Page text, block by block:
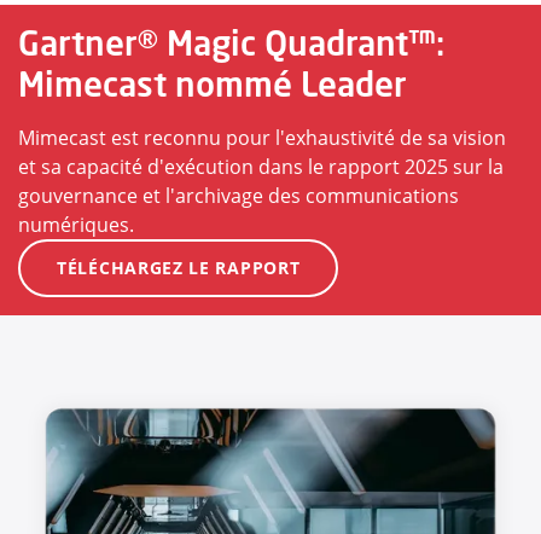
Gartner® Magic Quadrant™:
Mimecast nommé Leader
Mimecast est reconnu pour l'exhaustivité de sa vision
et sa capacité d'exécution dans le rapport 2025 sur la
gouvernance et l'archivage des communications
numériques.
TÉLÉCHARGEZ LE RAPPORT